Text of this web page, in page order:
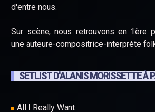
d'entre nous.
Sur scène, nous retrouvons en 1ère
une auteure-compositrice-interprète
SETLIST D'ALANIS MORISSETTE À
All I Really Want